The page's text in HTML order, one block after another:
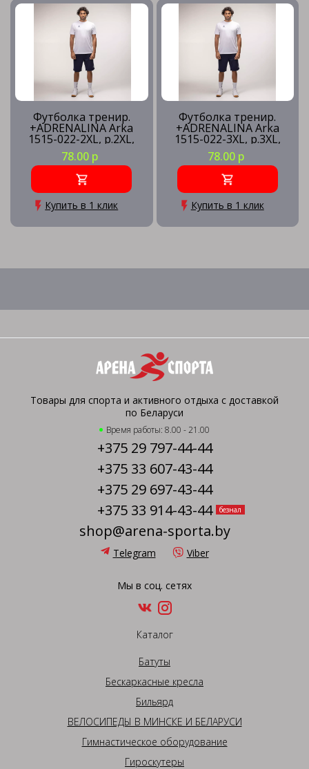
Футболка тренир.
+ADRENALINA Arka
1515-022-2XL, р.2XL,
полиэстер, хлопок,
вискоза, белый
78.00 р
Купить в 1 клик
Футболка тренир.
+ADRENALINA Arka
1515-022-3XL, р.3XL,
полиэстер, хлопок,
вискоза, белый
78.00 р
Купить в 1 клик
Товары для спорта и активного отдыха с доставкой
по Беларуси
Время работы: 8.00 - 21.00
+375 29 797-44-44
+375 33 607-43-44
+375 29 697-43-44
+375 33 914-43-44
безнал
shop@arena-sporta.by
Telegram Viber
Мы в соц. сетях
Каталог
Батуты
Бескаркасные кресла
Бильярд
ВЕЛОСИПЕДЫ В МИНСКЕ И БЕЛАРУСИ
Гимнастическое оборудование
Гироскутеры